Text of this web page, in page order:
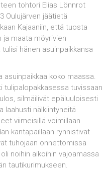
tohtori Elias Lönnrot
Oulujärven jäätietä
Kajaaniin, että tuosta
ja maata möyrivien
hänen asuinpaikkansa
asuinpaikkaa koko maassa.
tulipalopakkasessa tuvissaan
silmäilivät epäluuloisesti
laahusti nälkiintyneitä
viimeisillä voimillaan
kantapäillään rynnis­tivät
tuhojaan onnettomissa
noihin aikoihin vajoamassa
tautikurimukseen.